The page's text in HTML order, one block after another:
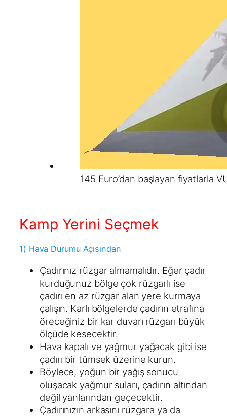
145 Euro’dan başlayan fiyatlarla
Kamp Yerini Seçmek
1) Hava Durumu Açısından
Çadırınız rüzgar almamalıdır. Eğer çadır
kurduğunuz bölge çok rüzgarlı ise
çadırı en az rüzgar alan yere kurmaya
çalışın. Karlı bölgelerde çadırın etrafına
öreceğiniz bir kar duvarı rüzgarı büyük
ölçüde kesecektir.
Hava kapalı ve yağmur yağacak gibi ise
çadırı bir tümsek üzerine kurun.
Böylece, yoğun bir yağış sonucu
oluşacak yağmur suları, çadırın altından
değil yanlarından geçecektir.
Çadırınızın arkasını rüzgara ya da